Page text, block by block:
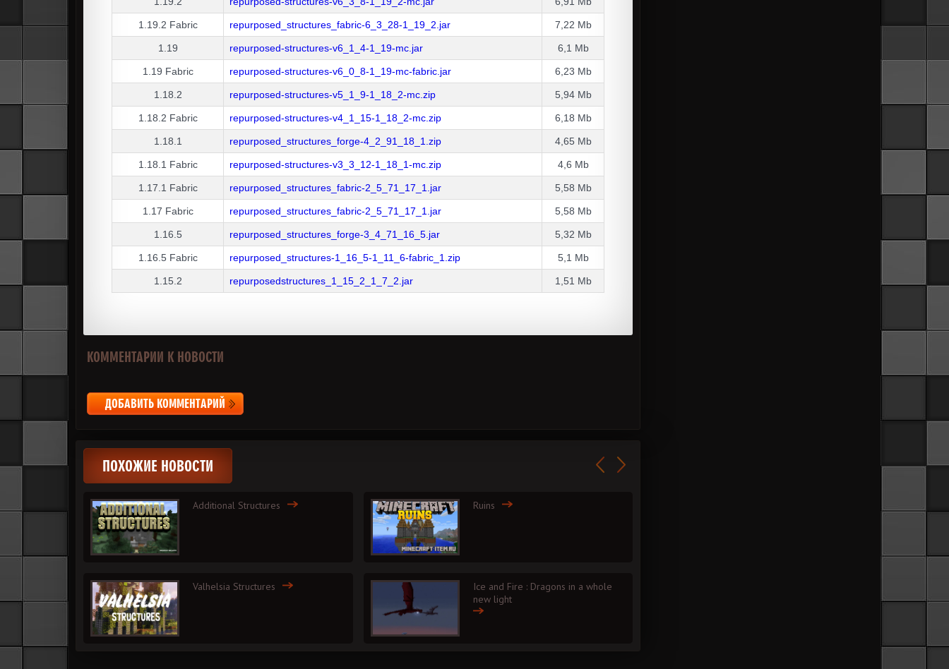
1.19.2 Fabric repurposed_structures_fabric-6_3_28-1_19_2.jar 7,22 Mb
1.19 repurposed-structures-v6_1_4-1_19-mc.jar 6,1 Mb
1.19 Fabric repurposed-structures-v6_0_8-1_19-mc-fabric.jar 6,23 Mb
1.18.2 repurposed-structures-v5_1_9-1_18_2-mc.zip 5,94 Mb
1.18.2 Fabric repurposed-structures-v4_1_15-1_18_2-mc.zip 6,18 Mb
1.18.1 repurposed_structures_forge-4_2_91_18_1.zip 4,65 Mb
1.18.1 Fabric repurposed-structures-v3_3_12-1_18_1-mc.zip 4,6 Mb
1.17.1 Fabric repurposed_structures_fabric-2_5_71_17_1.jar 5,58 Mb
1.17 Fabric repurposed_structures_fabric-2_5_71_17_1.jar 5,58 Mb
1.16.5 repurposed_structures_forge-3_4_71_16_5.jar 5,32 Mb
1.16.5 Fabric repurposed_structures-1_16_5-1_11_6-fabric_1.zip 5,1 Mb
1.15.2 repurposedstructures_1_15_2_1_7_2.jar 1,51 Mb
КОММЕНТАРИИ К НОВОСТИ
ДОБАВИТЬ КОММЕНТАРИЙ
ПОХОЖИЕ НОВОСТИ
Additional Structures
Valhelsia Structures
Ruins
Ice and Fire : Dragons in a whole
new light